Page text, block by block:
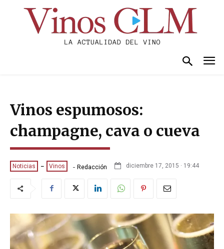
Vinos espumosos:
champagne, cava o cueva
Noticias Vinos - Redacción diciembre 17, 2015 · 19:44